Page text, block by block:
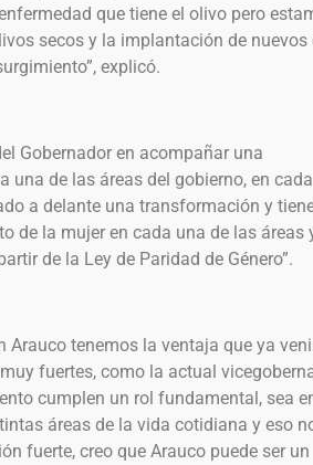
que tiene el olivo pero
secos y la implantación de nuevos
explicó.
Gobernador en acompañar una
una de las áreas del gobierno, en
a delante una transformación y
de la mujer en cada una de las áreas
de la Ley de Paridad de Género”.
Arauco tenemos la ventaja que ya
fuertes, como la actual
cumplen un rol fundamental, sea
áreas de la vida cotidiana y eso
fuerte, creo que Arauco puede ser un